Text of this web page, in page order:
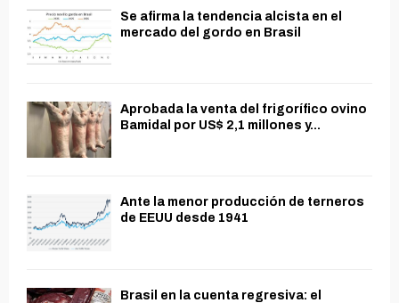
Se afirma la tendencia alcista en el
mercado del gordo en Brasil
Aprobada la venta del frigorífico ovino
Bamidal por US$ 2,1 millones y...
Ante la menor producción de terneros
de EEUU desde 1941
Brasil en la cuenta regresiva: el